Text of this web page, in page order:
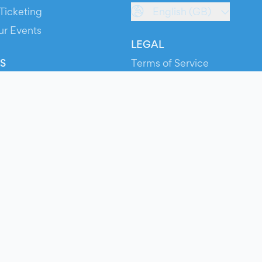
Events
English (GB)
LEGAL
Terms of Service